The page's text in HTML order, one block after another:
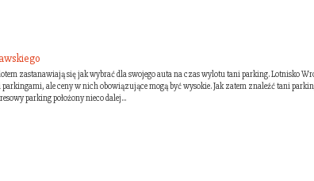
zastanawiają się jak wybrać dla swojego auta na czas wylotu tani parking. Lotnisko
ale ceny w nich obowiązujące mogą być wysokie. Jak zatem znaleźć tani
parking położony nieco dalej...